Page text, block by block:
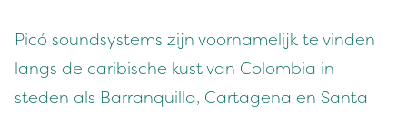
Picó soundsystems zijn voornamelijk te vinden
langs de caribische kust van Colombia in
steden als Barranquilla, Cartagena en Santa